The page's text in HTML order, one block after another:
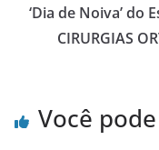
‘Dia de Noiva’ do
CIRURGIAS
Você